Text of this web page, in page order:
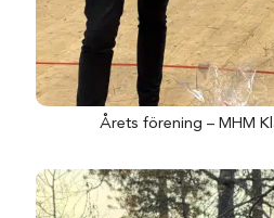
Årets förening – MHM